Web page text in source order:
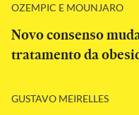
OZEMPIC E MOUNJARO
Novo consenso
tratamento da
GUSTAVO MEIRELLES